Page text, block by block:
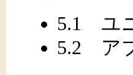
5.1 ユ
5.2 ア